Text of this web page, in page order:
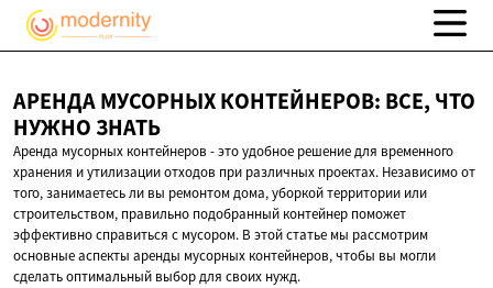
АРЕНДА МУСОРНЫХ КОНТЕЙНЕРОВ: ВСЕ, ЧТО
НУЖНО ЗНАТЬ
Аренда мусорных контейнеров - это удобное решение для временного
хранения и утилизации отходов при различных проектах. Независимо от
того, занимаетесь ли вы ремонтом дома, уборкой территории или
строительством, правильно подобранный контейнер поможет
эффективно справиться с мусором. В этой статье мы рассмотрим
основные аспекты аренды мусорных контейнеров, чтобы вы могли
сделать оптимальный выбор для своих нужд.